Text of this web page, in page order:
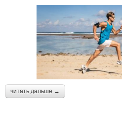
читать дальше →